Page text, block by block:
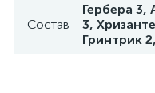
Состав
Гербера 3,
3,
Гринтрик
Протея